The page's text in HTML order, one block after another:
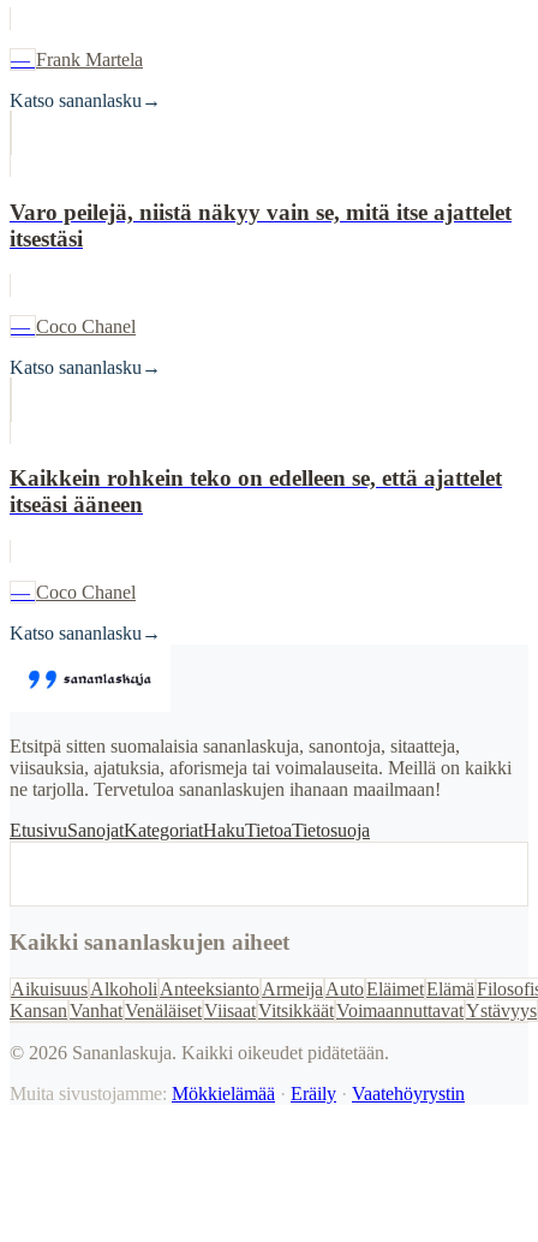
— Frank Martela
Katso sananlasku →
Varo peilejä, niistä näkyy vain se, mitä itse ajattelet
itsestäsi
— Coco Chanel
Katso sananlasku →
Kaikkein rohkein teko on edelleen se, että ajattelet
itseäsi ääneen
— Coco Chanel
Katso sananlasku →
Etsitpä sitten suomalaisia sananlaskuja, sanontoja, sitaatteja,
viisauksia, ajatuksia, aforismeja tai voimalauseita. Meillä on kaikki
ne tarjolla. Tervetuloa sananlaskujen ihanaan maailmaan!
EtusivuSanojatKategoriatHakuTietoaTietosuoja
Kaikki sananlaskujen aiheet
AikuisuusAlkoholi AnteeksiantoArmeija AutoEläimetElämä
KansanVanhatVenäläisetViisaatVitsikkäätVoimaannuttavatYstävyys
© 2026 Sananlaskuja. Kaikki oikeudet pidätetään.
Muita sivustojamme: Mökkielämää · Eräily · Vaatehöyrystin